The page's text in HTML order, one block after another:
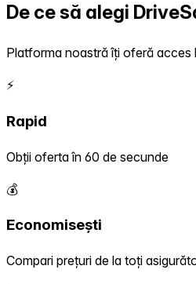
De ce să alegi
Platforma noastră îți oferă acces
⚡
Rapid
Obții oferta în 60 de secunde
💰
Economisești
Compari prețuri de la toți